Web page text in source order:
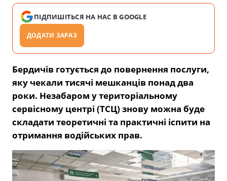
ПІДПИШІТЬСЯ НА НАС В GOOGLE
ДОДАТИ ЗАРАЗ
Бердичів готується до повернення послуги,
яку чекали тисячі мешканців понад два
роки. Незабаром у територіальному
сервісному центрі (ТСЦ) знову можна буде
складати теоретичні та практичні іспити на
отримання водійських прав.